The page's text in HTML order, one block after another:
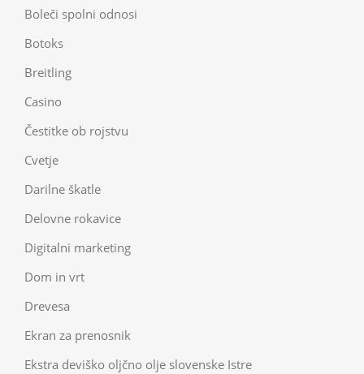
Boleči spolni odnosi
Botoks
Breitling
Casino
Čestitke ob rojstvu
Cvetje
Darilne škatle
Delovne rokavice
Digitalni marketing
Dom in vrt
Drevesa
Ekran za prenosnik
Ekstra deviško oljčno olje slovenske Istre